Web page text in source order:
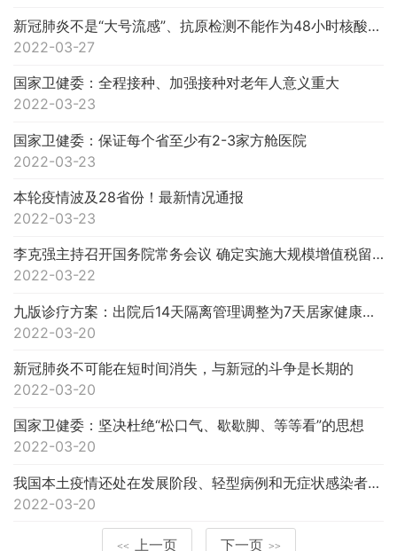
新冠肺炎不是“大号流感”、抗原检测不能作为48小时核酸检测的替代......权威回应！
2022-03-27
国家卫健委：全程接种、加强接种对老年人意义重大
2022-03-23
国家卫健委：保证每个省至少有2-3家方舱医院
2022-03-23
本轮疫情波及28省份！最新情况通报
2022-03-23
李克强主持召开国务院常务会议 确定实施大规模增值税留抵退税的政策安排等
2022-03-22
九版诊疗方案：出院后14天隔离管理调整为7天居家健康监测
2022-03-20
新冠肺炎不可能在短时间消失，与新冠的斗争是长期的
2022-03-20
国家卫健委：坚决杜绝“松口气、歇歇脚、等等看”的思想
2022-03-20
我国本土疫情还处在发展阶段、轻型病例和无症状感染者实行集中隔离……权威回应！
2022-03-20
<< 上一页 下一页 >>